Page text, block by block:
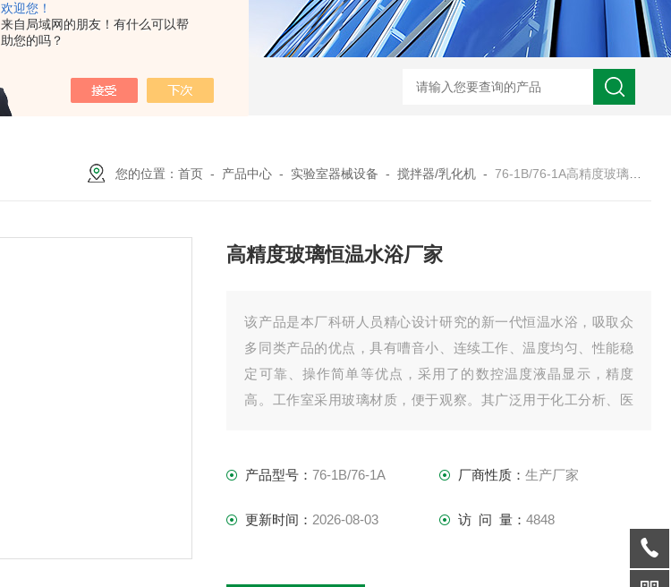
欢迎您！
来自局域网的朋友！有什么可以帮
助您的吗？
您的位置：首页 - 产品中心 - 实验室器械设备 -搅拌器/乳化机 -76-1B/76-1A高精度玻璃恒温水浴厂家
高精度玻璃恒温水浴厂家
该产品是本厂科研人员精心设计研究的新一代恒温水浴，吸取众
多同类产品的优点，具有嘈音小、连续工作、温度均匀、性能稳
定可靠、操作简单等优点，采用了的数控温度液晶显示，精度
高。工作室采用玻璃材质，便于观察。其广泛用于化工分析、医
主要技术参数：
形式: 数控式液晶显示自动控温
产品型号：76-1B/76-1A 厂商性质： 生产厂家
更新时间： 2026-08-03 访 问 量： 4848